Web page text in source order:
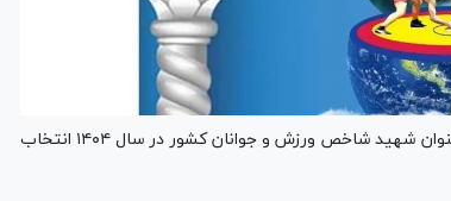
شهید علی اصغر حسینی محراب قهرمان رشته کشتی به عنوان شهید شاخص ورزش و جوانان کشور در سال ۱۴۰۴ انتخاب